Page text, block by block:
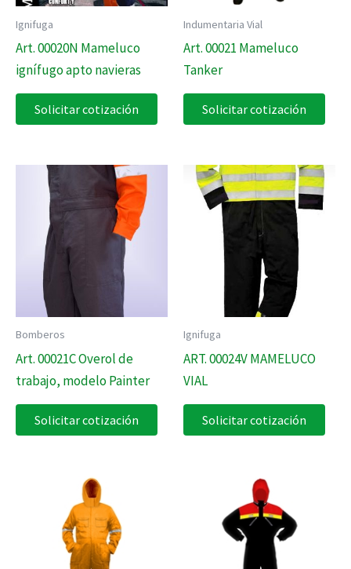
Ignifuga
Art. 00020N Mameluco
ignífugo apto navieras
Solicitar cotización
Indumentaria Vial
Art. 00021 Mameluco
Tanker
Solicitar cotización
Bomberos
Art. 00021C Overol de
trabajo, modelo Painter
Solicitar cotización
Ignifuga
ART. 00024V MAMELUCO
VIAL
Solicitar cotización